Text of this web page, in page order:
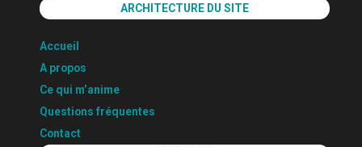
ARCHITECTURE DU SITE
Accueil
A propos
Ce qui m’anime
Questions fréquentes
Contact